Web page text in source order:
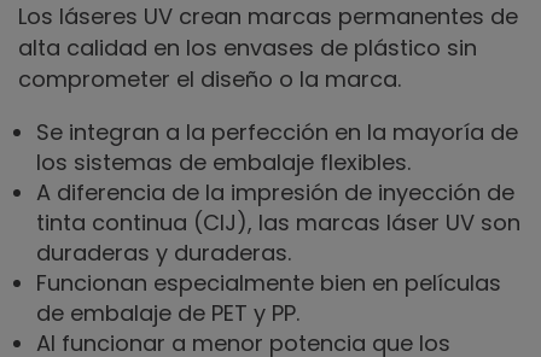
Los láseres UV crean marcas permanentes de
alta calidad en los envases de plástico sin
comprometer el diseño o la marca.
Se integran a la perfección en la mayoría de
los sistemas de embalaje flexibles.
A diferencia de la impresión de inyección de
tinta continua (CIJ), las marcas láser UV son
duraderas y duraderas.
Funcionan especialmente bien en películas
de embalaje de PET y PP.
Al funcionar a menor potencia que los